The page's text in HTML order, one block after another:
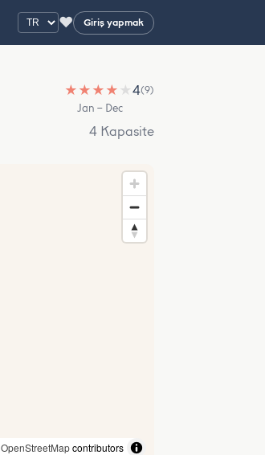
♥ Giriş yapmak
★ ★ ★ ★ ★4(9)
Jan – Dec
4 Kapasite
OpenStreetMapcontributors